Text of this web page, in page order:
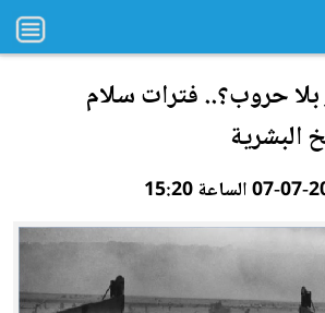
حروب؟.. فترات سلام
البشرية